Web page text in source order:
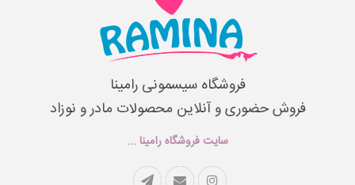
فروشگاه سیسمونی رامینا
فروش حضوری و آنلاین محصولات مادر و نوزاد
سایت فروشگاه رامینا ...